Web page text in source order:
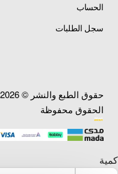
الحساب
سجل الطلبات
الحقوق محفوظة